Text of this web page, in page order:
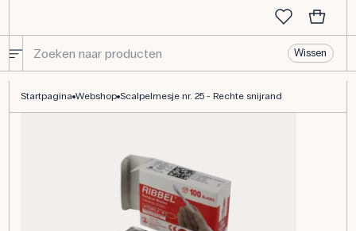
Wissen
Startpagina Webshop Scalpelmesje nr. 25 - Rechte snijrand